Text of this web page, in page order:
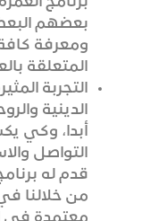
بعضهم
ومعرفة
المتعلقة
التجربة
الدينية
أبدا، وكي
التواصل
قدم له
من خلالنا